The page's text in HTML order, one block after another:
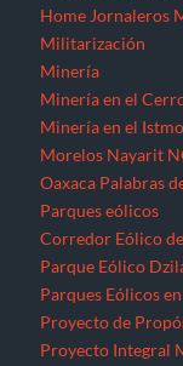
Home Jornaleros
Militarización
Minería
Minería en el
Minería en el
Morelos Nayarit
Oaxaca Palabras
Parques eólicos
Corredor Eólico
Parque Eólico
Parques Eólicos
Proyecto de
Proyecto Integral